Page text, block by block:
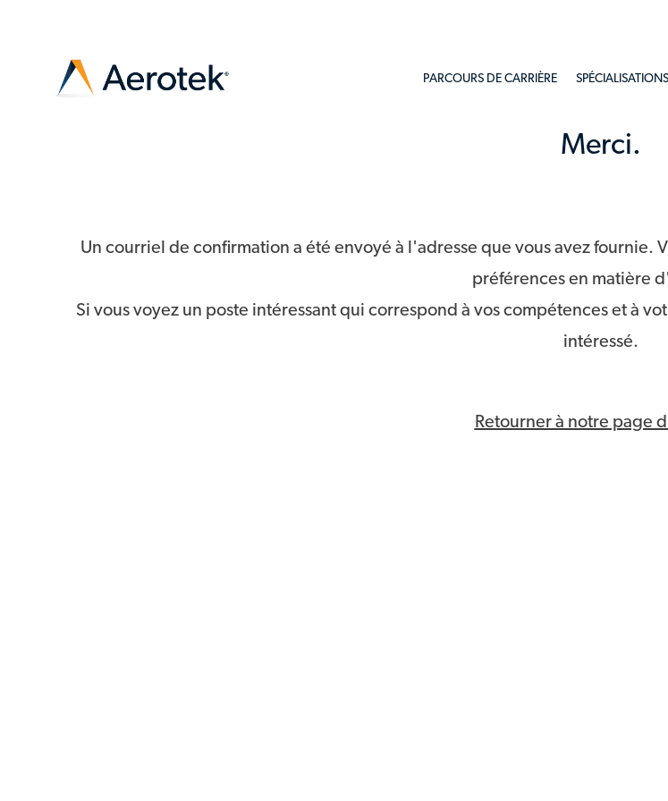
PARCOURS DE CARRIÈRE SPÉCIALISATIONS
Merci.
Un courriel de confirmation a été envoyé à l'adresse que vous avez fournie.
préférences en matière
Si vous voyez un poste intéressant qui correspond à vos compétences et à
intéressé.
Retourner à notre page